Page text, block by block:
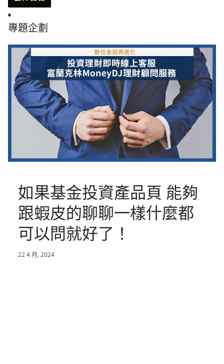
專題企劃
如果基金投資產品頁 能夠
跟蝦皮的聊聊一樣什麼都
可以問就好了！
22 4 月, 2024